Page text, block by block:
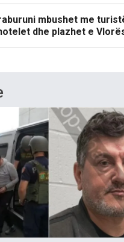
mbushet me
dhe plazhet e